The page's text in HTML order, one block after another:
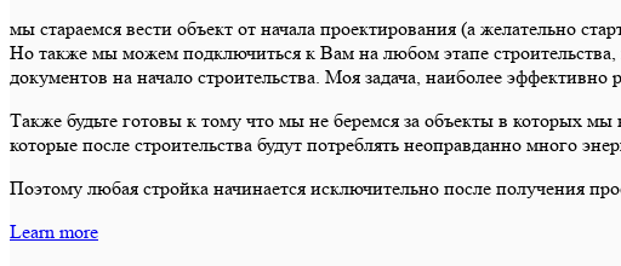
мы стараемся вести объект от начала проектирования (а желательно
Но также мы можем подключиться к Вам на любом этапе
документов на начало строительства. Моя задача, наиболее
Также будьте готовы к тому что мы не беремся за объекты в которых
которые после строительства будут потреблять неоправданно много
Поэтому любая стройка начинается исключительно после получения
Learn more